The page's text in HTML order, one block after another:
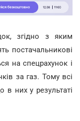
згідно з яким
постачальникові
на спецрахунок і
за газ. Тому всі
в них у результаті